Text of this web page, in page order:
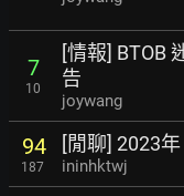
7
10
[情報] BTOB
告
joywang
94
187
[閒聊] 2023
ininhktwj